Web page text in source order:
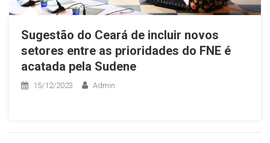
Sugestão do Ceará de incluir novos
setores entre as prioridades do FNE é
acatada pela Sudene
15/12/2023 Admin